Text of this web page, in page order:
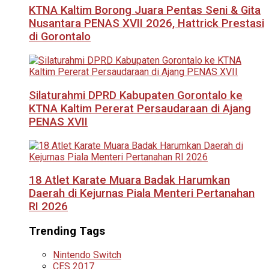
KTNA Kaltim Borong Juara Pentas Seni & Gita
Nusantara PENAS XVII 2026, Hattrick Prestasi
di Gorontalo
Silaturahmi DPRD Kabupaten Gorontalo ke
KTNA Kaltim Pererat Persaudaraan di Ajang
PENAS XVII
18 Atlet Karate Muara Badak Harumkan
Daerah di Kejurnas Piala Menteri Pertanahan
RI 2026
Trending Tags
Nintendo Switch
CES 2017